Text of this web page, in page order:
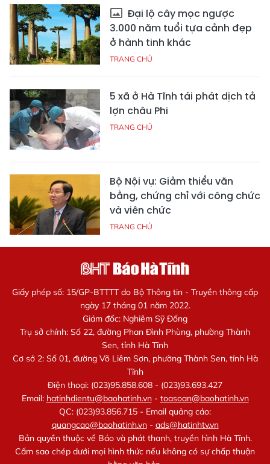
Đại lộ cây mọc ngược
3.000 năm tuổi tựa cảnh đẹp
ở hành tinh khác
TRANG CHỦ
5 xã ở Hà Tĩnh tái phát dịch tả
lợn châu Phi
TRANG CHỦ
Bộ Nội vụ: Giảm thiểu văn
bằng, chứng chỉ với công chức
và viên chức
TRANG CHỦ
Giấy phép số: 15/GP-BTTTT do Bộ Thông tin - Truyền thông cấp
ngày 17 tháng 01 năm 2022.
Giám đốc: Nghiêm Sỹ Đống
Trụ sở chính: Số 22, đường Phan Đình Phùng, phường Thành
Sen, tỉnh Hà Tĩnh
Cơ sở 2: Số 01, đường Võ Liêm Sơn, phường Thành Sen, tỉnh Hà
Tĩnh
Điện thoại: (023)95.858.608 - (023)93.693.427
Email: hatinhdientu@baohatinh.vn- toasoan@baohatinh.vn
QC: (023)93.856.715 - Email quảng cáo:
quangcao@baohatinh.vn- ads@hatinhtv.vn
Bản quyền thuộc về Báo và phát thanh, truyền hình Hà Tĩnh.
Cấm sao chép dưới mọi hình thức nếu không có sự chấp thuận